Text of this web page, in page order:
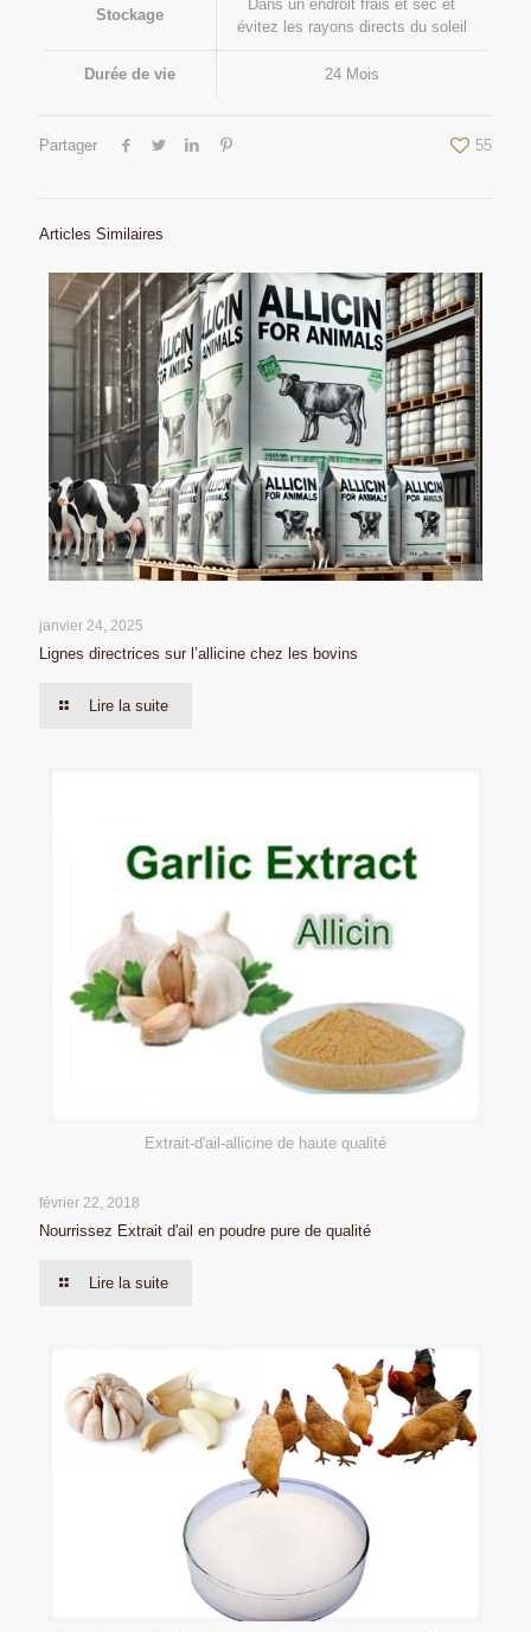
Stockage
Dans un endroit frais et sec et
évitez les rayons directs du soleil
Durée de vie 24 Mois
Partager 55
Articles Similaires
janvier 24, 2025
Lignes directrices sur l’allicine chez les bovins
Lire la suite
Extrait-d'ail-allicine de haute qualité
février 22, 2018
Nourrissez Extrait d'ail en poudre pure de qualité
Lire la suite